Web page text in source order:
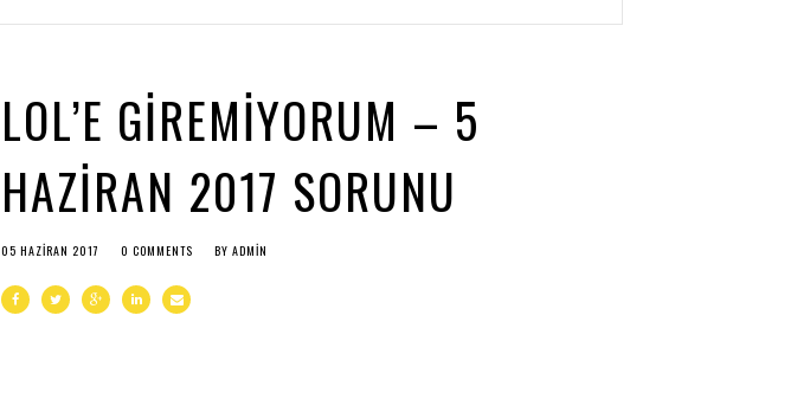
LOL’E GIREMIYORUM – 5
HAZIRAN 2017 SORUNU
05 HAZIRAN 2017 0 COMMENTS BY ADMIN